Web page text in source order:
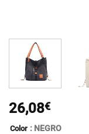
26,08€
Color : NEGRO